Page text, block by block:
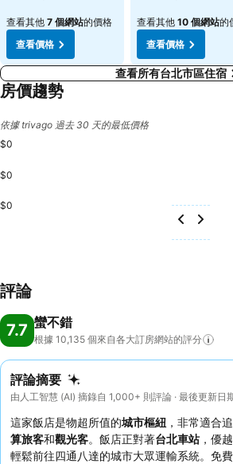
查看其他 7 個網站的價格
查看價格
查看其他 10 個網站的
查看價格
查看所有台北市區住宿
房價趨勢
依據 trivago 過去 30 天的最低價格
$0
$0
$0
評論
7.7 蠻不錯
根據 10,135 個來自各大訂房網站的評分
評論摘要
由人工智慧 (AI) 摘錄自 1,000+ 則評論 · 最後更新
這家飯店是物超所值的城市樞紐 ，非常適合
算旅客和觀光客。飯店正對著台北車站 ，優
輕鬆前往四通八達的城市大眾運輸系統。免